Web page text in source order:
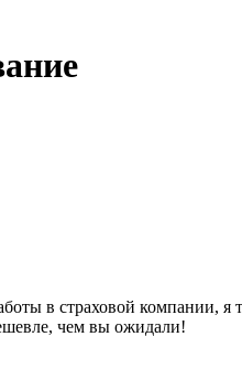
в страховой компании,
чем вы ожидали!